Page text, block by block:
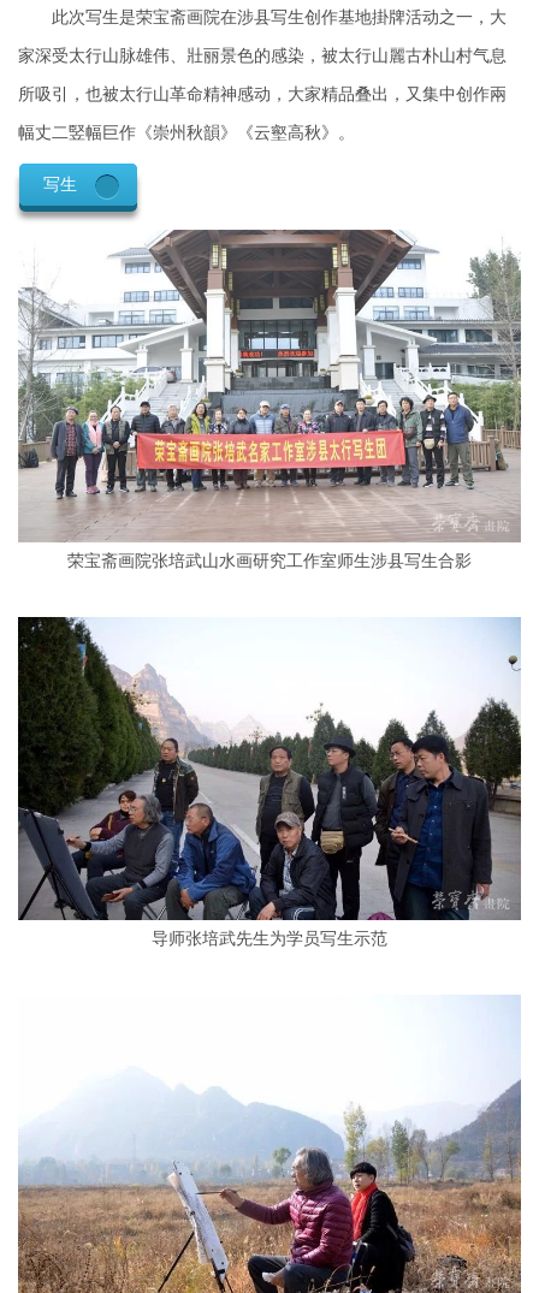
此次写生是荣宝斋画院在涉县写生创作基地掛牌活动之一，大
家深受太行山脉雄伟、壯丽景色的感染，被太行山麗古朴山村气息
所吸引，也被太行山革命精神感动，大家精品叠出，又集中创作兩
幅丈二竪幅巨作《崇州秋韻》《云壑高秋》。
写生
荣宝斋画院张培武山水画研究工作室师生涉县写生合影
导师张培武先生为学员写生示范